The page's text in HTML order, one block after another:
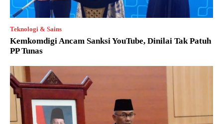
Teknologi & Sains
Kemkomdigi Ancam Sanksi YouTube, Dinilai Tak Patuh
PP Tunas